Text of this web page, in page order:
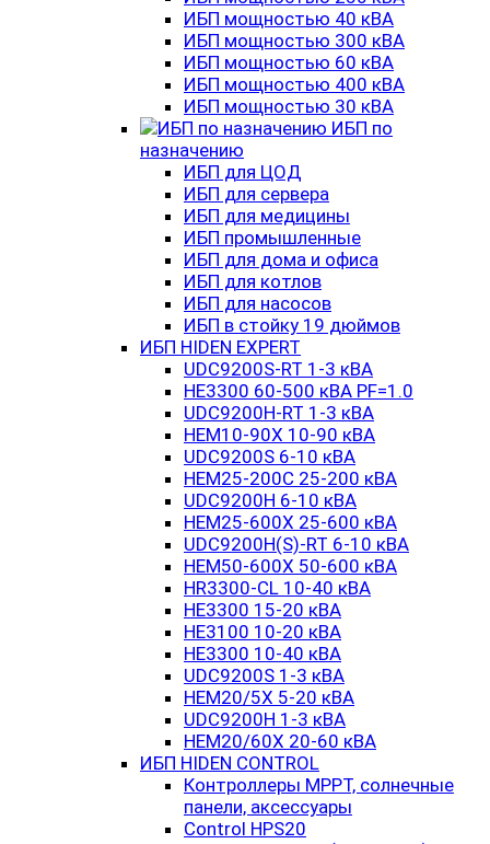
ИБП мощностью 40 кВА
ИБП мощностью 300 кВА
ИБП мощностью 60 кВА
ИБП мощностью 400 кВА
ИБП мощностью 30 кВА
ИБП по
назначению
ИБП для ЦОД
ИБП для сервера
ИБП для медицины
ИБП промышленные
ИБП для дома и офиса
ИБП для котлов
ИБП для насосов
ИБП в стойку 19 дюймов
ИБП HIDEN EXPERT
UDC9200S-RT 1-3 кВА
HE3300 60-500 кВА PF=1.0
UDC9200H-RT 1-3 кВА
HEM10-90X 10-90 кВА
UDC9200S 6-10 кВА
HEM25-200C 25-200 кВА
UDC9200H 6-10 кВА
HEM25-600X 25-600 кВА
UDC9200H(S)-RT 6-10 кВА
HEM50-600X 50-600 кВА
HR3300-CL 10-40 кВА
HE3300 15-20 кВА
HE3100 10-20 кВА
HE3300 10-40 кВА
UDC9200S 1-3 кВА
HEM20/5X 5-20 кВА
UDC9200H 1-3 кВА
HEM20/60X 20-60 кВА
ИБП HIDEN CONTROL
Контроллеры MPPT, солнечные
панели, аксессуары
Control HPS20